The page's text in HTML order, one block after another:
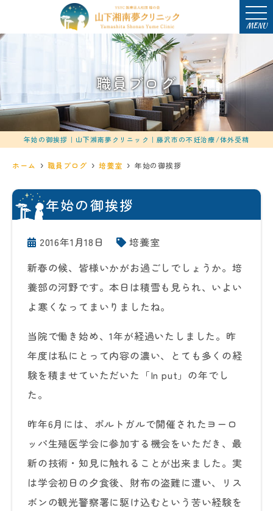
MENU
職員ブログ
年始の御挨拶｜山下湘南夢クリニック｜藤沢市の不妊治療/体外受精
ホーム 職員ブログ 培養室 年始の御挨拶
年始の御挨拶
2016年1月18日
培養室
新春の候、皆様いかがお過ごしでしょうか。培
養部の河野です。本日は積雪も見られ、いよい
よ寒くなってまいりましたね。
当院で働き始め、1年が経過いたしました。昨
年度は私にとって内容の濃い、とても多くの経
験を積ませていただいた「In put」の年でし
た。
昨年6月には、ポルトガルで開催されたヨーロ
ッパ生殖医学会に参加する機会をいただき、最
新の技術・知見に触れることが出来ました。実
は学会初日の夕食後、財布の盗難に遭い、リス
ボンの観光警察署に駆け込むという苦い経験を